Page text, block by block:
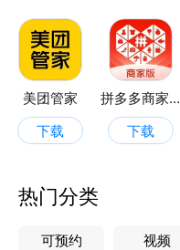
美团管家
下载
拼多多商家版
下载
热门分类
可预约 视频